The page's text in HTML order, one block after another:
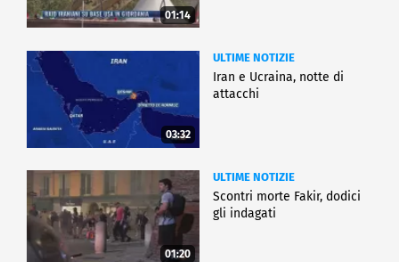
01:14
03:32
ULTIME NOTIZIE
Iran e Ucraina, notte di
attacchi
01:20
ULTIME NOTIZIE
Scontri morte Fakir, dodici
gli indagati